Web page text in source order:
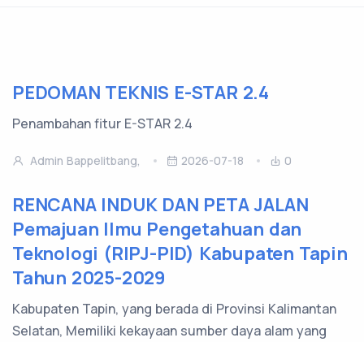
PEDOMAN TEKNIS E-STAR 2.4
Penambahan fitur E-STAR 2.4
Admin Bappelitbang, 2026-07-18 0
RENCANA INDUK DAN PETA JALAN
Pemajuan Ilmu Pengetahuan dan
Teknologi (RIPJ-PID) Kabupaten Tapin
Tahun 2025-2029
Kabupaten Tapin, yang berada di Provinsi Kalimantan
Selatan, Memiliki kekayaan sumber daya alam yang